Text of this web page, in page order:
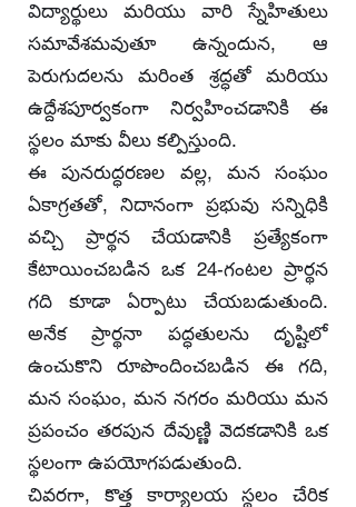
విద్యార్థులు మరియు వారి స్నేహితులు
సమావేశమవుతూ ఉన్నందున, ఆ
పెరుగుదలను మరింత శ్రద్ధతో మరియు
ఉద్దేశపూర్వకంగా నిర్వహించడానికి ఈ
స్థలం మాకు వీలు కల్పిస్తుంది.
ఈ పునరుద్ధరణల వల్ల, మన సంఘం
ఏకాగ్రతతో, నిదానంగా ప్రభువు సన్నిధికి
వచ్చి ప్రార్థన చేయడానికి ప్రత్యేకంగా
కేటాయించబడిన ఒక 24-గంటల ప్రార్థన
గది కూడా ఏర్పాటు చేయబడుతుంది.
అనేక ప్రార్థనా పద్ధతులను దృష్టిలో
ఉంచుకొని రూపొందించబడిన ఈ గది,
మన సంఘం, మన నగరం మరియు మన
ప్రపంచం తరపున దేవుణ్ణి వెదకడానికి ఒక
స్థలంగా ఉపయోగపడుతుంది.
చివరగా, కొత్త కార్యాలయ స్థలం చేరిక